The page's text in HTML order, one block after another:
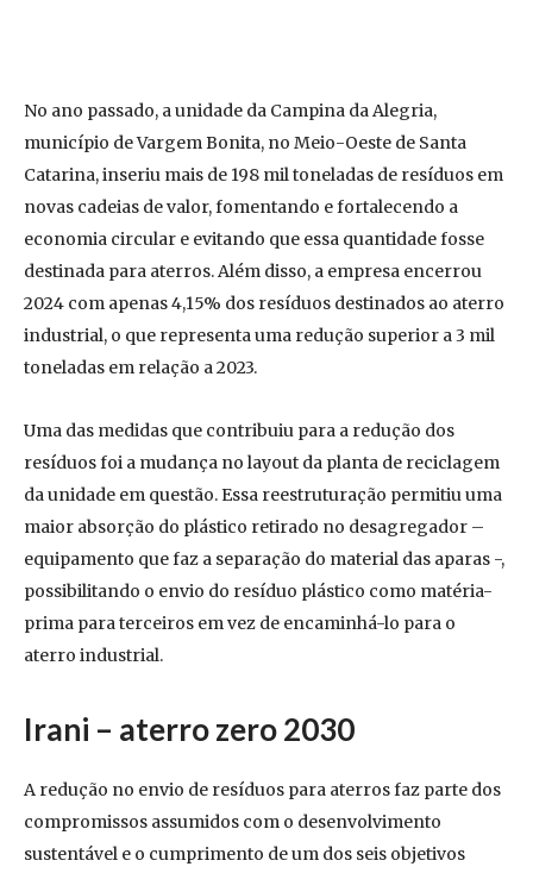
No ano passado, a unidade da Campina da Alegria,
município de Vargem Bonita, no Meio-Oeste de Santa
Catarina, inseriu mais de 198 mil toneladas de resíduos em
novas cadeias de valor, fomentando e fortalecendo a
economia circular e evitando que essa quantidade fosse
destinada para aterros. Além disso, a empresa encerrou
2024 com apenas 4,15% dos resíduos destinados ao aterro
industrial, o que representa uma redução superior a 3 mil
toneladas em relação a 2023.
Uma das medidas que contribuiu para a redução dos
resíduos foi a mudança no layout da planta de reciclagem
da unidade em questão. Essa reestruturação permitiu uma
maior absorção do plástico retirado no desagregador –
equipamento que faz a separação do material das aparas -,
possibilitando o envio do resíduo plástico como matéria-
prima para terceiros em vez de encaminhá-lo para o
aterro industrial.
Irani – aterro zero 2030
A redução no envio de resíduos para aterros faz parte dos
compromissos assumidos com o desenvolvimento
sustentável e o cumprimento de um dos seis objetivos